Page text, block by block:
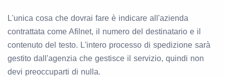
L'unica cosa che dovrai fare è indicare all'azienda
contrattata come Afilnet, il numero del destinatario e il
contenuto del testo. L'intero processo di spedizione sarà
gestito dall'agenzia che gestisce il servizio, quindi non
devi preoccuparti di nulla.